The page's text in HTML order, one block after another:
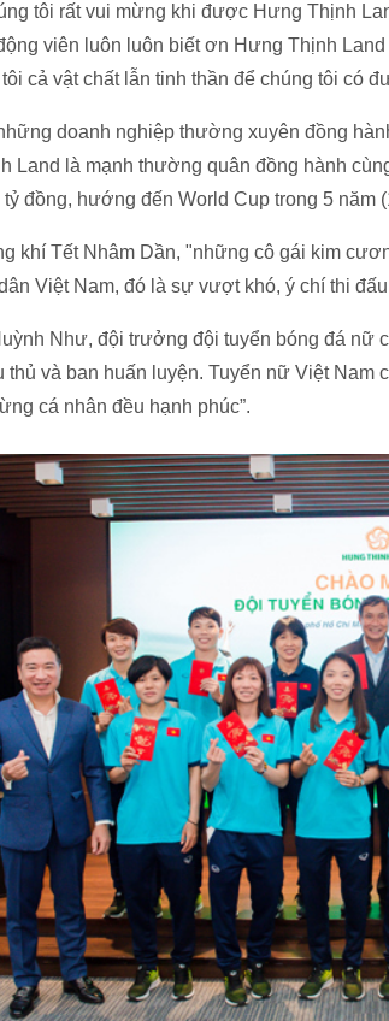
tôi rất vui mừng khi được Hưng Thịnh
viên luôn luôn biết ơn Hưng Thịnh
cả vật chất lẫn tinh thần để chúng tôi có
doanh nghiệp thường xuyên đồng
Land là mạnh thường quân đồng hành
tỷ đồng, hướng đến World Cup trong 5 năm
khí Tết Nhâm Dần, "những cô gái kim
Việt Nam, đó là sự vượt khó, ý chí thi
Như, đội trưởng đội tuyển bóng đá nữ
thủ và ban huấn luyện. Tuyển nữ Việt
cá nhân đều hạnh phúc”.